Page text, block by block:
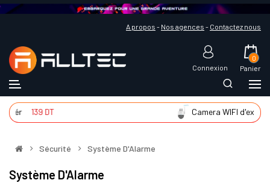
A propos - Nos agences - Contactez nous
Connexion Panier
0
139 DT Camera WIFI d'extér
Sécurité Système D'Alarme
Système D'Alarme